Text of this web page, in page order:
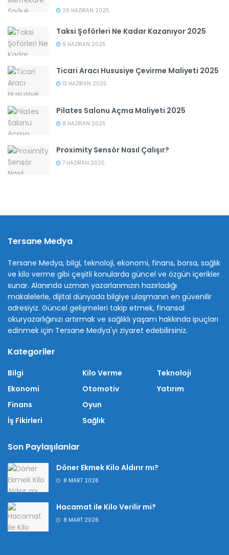
29 HAZIRAN 2025
Taksi Şoförleri Ne Kadar Kazanıyor 2025
9 HAZIRAN 2025
Ticari Aracı Hususiye Çevirme Maliyeti 2025
13 HAZIRAN 2025
Pilates Salonu Açma Maliyeti 2025
8 HAZIRAN 2025
Proximity Sensör Nasıl Çalışır?
7 HAZIRAN 2025
Tersane Medya
Tersane Medya, bilgi, teknoloji, ekonomi, finans, borsa, sağlık
ve kilo verme gibi çeşitli konularda güncel ve özgün içerikler
sunar. Alanında uzman yazarlarımızın hazırladığı
makalelerle, dijital dünyada bilgiye ulaşmanın en güvenilir
adresiyiz. Güncel gelişmeleri takip etmek, finansal
okuryazarlığınızı artırmak ve sağlıklı yaşam hakkında ipuçları
edinmek için Tersane Medya'yı ziyaret edebilirsiniz.
Kategoriler
Bilgi
Ekonomi
Finans
İş Fikirleri
Kilo Verme
Otomotiv
Oyun
Sağlık
Teknoloji
Yatırım
Son Paylaşılanlar
Döner Ekmek Kilo Aldırır mı?
8 MART 2026
Hacamat ile Kilo Verilir mi?
8 MART 2026